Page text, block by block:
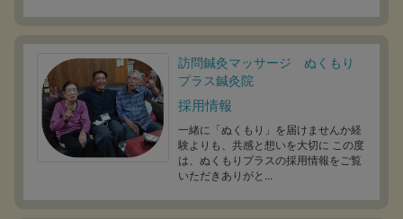
訪問鍼灸マッサージ ぬくもり
プラス鍼灸院
採用情報
一緒に「ぬくもり」を届けませんか経
験よりも、共感と想いを大切に この度
は、ぬくもりプラスの採用情報をご覧
いただきありがと...